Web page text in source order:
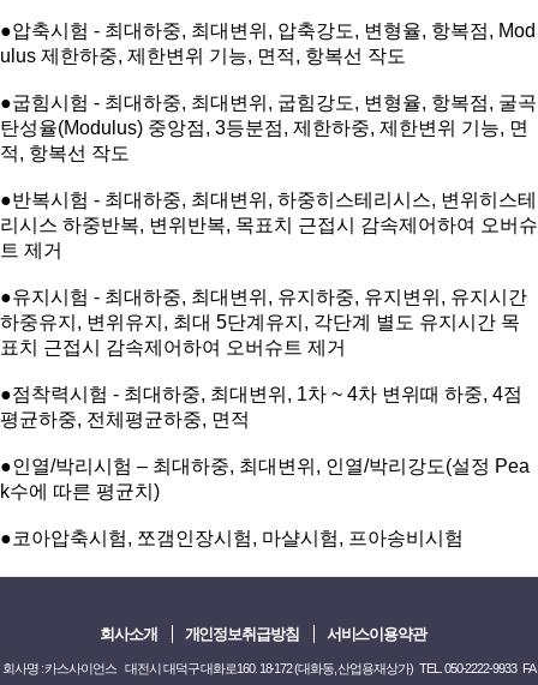
●압축시험 - 최대하중, 최대변위, 압축강도, 변형율, 항복점, Mod
ulus 제한하중, 제한변위 기능, 면적, 항복선 작도
●굽힘시험 - 최대하중, 최대변위, 굽힘강도, 변형율, 항복점, 굴곡
탄성율(Modulus) 중앙점, 3등분점, 제한하중, 제한변위 기능, 면
적, 항복선 작도
●반복시험 - 최대하중, 최대변위, 하중히스테리시스, 변위히스테
리시스 하중반복, 변위반복, 목표치 근접시 감속제어하여 오버슈
트 제거
●유지시험 - 최대하중, 최대변위, 유지하중, 유지변위, 유지시간
하중유지, 변위유지, 최대 5단계유지, 각단계 별도 유지시간 목
표치 근접시 감속제어하여 오버슈트 제거
●점착력시험 - 최대하중, 최대변위, 1차 ~ 4차 변위때 하중, 4점
평균하중, 전체평균하중, 면적
●인열/박리시험 – 최대하중, 최대변위, 인열/박리강도(설정 Pea
k수에 따른 평균치)
●코아압축시험, 쪼갬인장시험, 마샬시험, 프아송비시험
회사소개 개인정보취급방침 서비스이용약관
회사명 : 카스사이언스 대전시 대덕구 대화로160. 18-172 (대화동, 산업용재상가) TEL. 050-2222-9933 FA